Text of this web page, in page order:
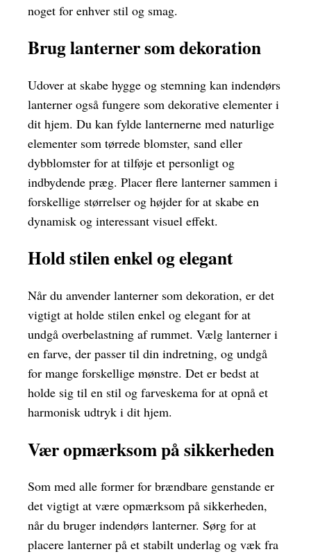
noget for enhver stil og smag.
Brug lanterner som dekoration
Udover at skabe hygge og stemning kan indendørs
lanterner også fungere som dekorative elementer i
dit hjem. Du kan fylde lanternerne med naturlige
elementer som tørrede blomster, sand eller
dybblomster for at tilføje et personligt og
indbydende præg. Placer flere lanterner sammen i
forskellige størrelser og højder for at skabe en
dynamisk og interessant visuel effekt.
Hold stilen enkel og elegant
Når du anvender lanterner som dekoration, er det
vigtigt at holde stilen enkel og elegant for at
undgå overbelastning af rummet. Vælg lanterner i
en farve, der passer til din indretning, og undgå
for mange forskellige mønstre. Det er bedst at
holde sig til en stil og farveskema for at opnå et
harmonisk udtryk i dit hjem.
Vær opmærksom på sikkerheden
Som med alle former for brændbare genstande er
det vigtigt at være opmærksom på sikkerheden,
når du bruger indendørs lanterner. Sørg for at
placere lanterner på et stabilt underlag og væk fra